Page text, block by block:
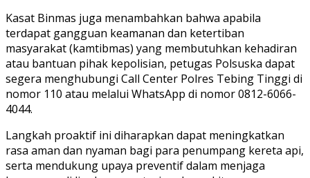
Kasat Binmas juga menambahkan bahwa apabila
terdapat gangguan keamanan dan ketertiban
masyarakat (kamtibmas) yang membutuhkan kehadiran
atau bantuan pihak kepolisian, petugas Polsuska dapat
segera menghubungi Call Center Polres Tebing Tinggi di
nomor 110 atau melalui WhatsApp di nomor 0812-6066-
4044.
Langkah proaktif ini diharapkan dapat meningkatkan
rasa aman dan nyaman bagi para penumpang kereta api,
serta mendukung upaya preventif dalam menjaga